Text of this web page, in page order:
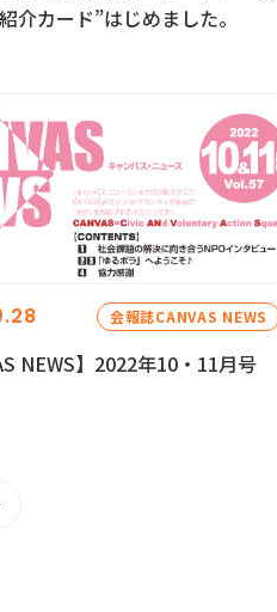
介カード”はじめました。
会報誌CANVAS NEWS
NEWS】2022年10・11月号